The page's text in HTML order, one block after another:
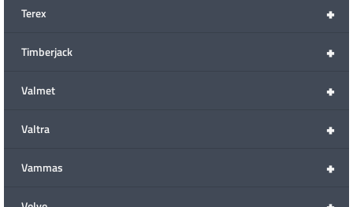
+
Terex
+
Timberjack
+
Valmet
+
Valtra
+
Vammas